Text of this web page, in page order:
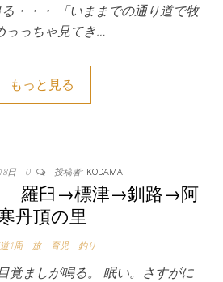
・・・ 「いままでの通り道で牧
っっちゃ見てき…
もっと見る
日 0 投稿者: KODAMA
羅臼→標津→釧路→阿
丹頂の里
1周 旅 育児 釣り
覚ましが鳴る。 眠い。さすがに